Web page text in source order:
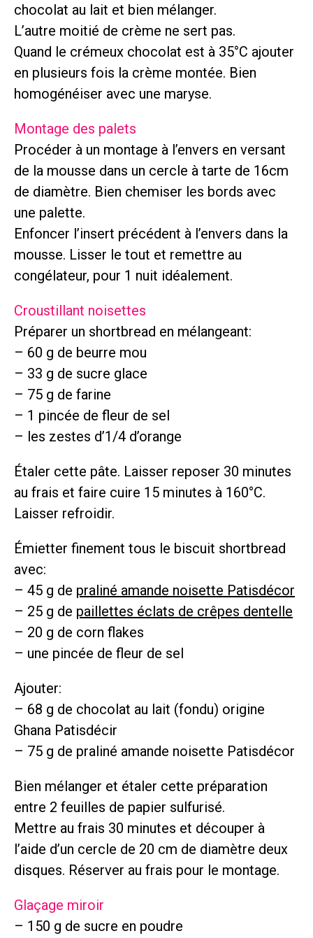
chocolat au lait et bien mélanger.
L’autre moitié de crème ne sert pas.
Quand le crémeux chocolat est à 35°C ajouter
en plusieurs fois la crème montée. Bien
homogénéiser avec une maryse.
Montage des palets
Procéder à un montage à l’envers en versant
de la mousse dans un cercle à tarte de 16cm
de diamètre. Bien chemiser les bords avec
une palette.
Enfoncer l’insert précédent à l’envers dans la
mousse. Lisser le tout et remettre au
congélateur, pour 1 nuit idéalement.
Croustillant noisettes
Préparer un shortbread en mélangeant:
– 60 g de beurre mou
– 33 g de sucre glace
– 75 g de farine
– 1 pincée de fleur de sel
– les zestes d’1/4 d’orange
Étaler cette pâte. Laisser reposer 30 minutes
au frais et faire cuire 15 minutes à 160°C.
Laisser refroidir.
Émietter finement tous le biscuit shortbread
avec:
– 45 g de praliné amande noisette Patisdécor
– 25 g de paillettes éclats de crêpes dentelle
– 20 g de corn flakes
– une pincée de fleur de sel
Ajouter:
– 68 g de chocolat au lait (fondu) origine
Ghana Patisdécir
– 75 g de praliné amande noisette Patisdécor
Bien mélanger et étaler cette préparation
entre 2 feuilles de papier sulfurisé.
Mettre au frais 30 minutes et découper à
l’aide d’un cercle de 20 cm de diamètre deux
disques. Réserver au frais pour le montage.
Glaçage miroir
– 150 g de sucre en poudre